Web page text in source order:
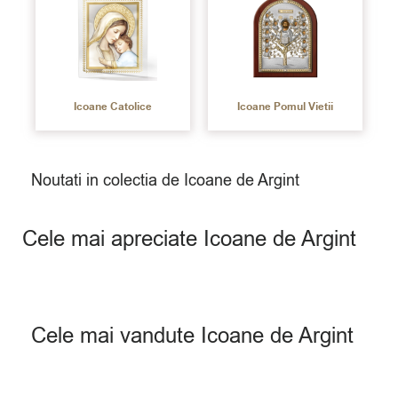
Icoane Catolice Icoane Pomul Vietii
Noutati in colectia de Icoane de Argint
Cele mai apreciate Icoane de Argint
Cele mai vandute Icoane de Argint